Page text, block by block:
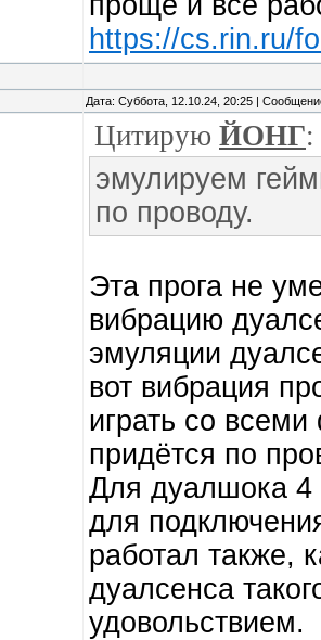
https://cs.rin.ru/
Дата: Суббота, 12.10.24, 20:25 |
Цитирую ЙОНГ:
эмулируем
по проводу.
Эта прога не
вибрацию
эмуляции
вот вибрация
играть со
придётся по
Для дуалшока 4
для
работал также,
дуалсенса
удовольствием.